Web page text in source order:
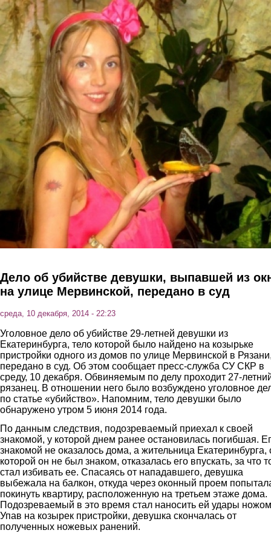
Перейти к основному содержанию
Дело об убийстве девушки, выпавшей из
на улице Мервинской, передано в суд
среда, 10 декабря, 2014 - 22:23
Уголовное дело об убийстве 29-летней девушки из
Екатеринбурга, тело которой было найдено на козырьке
пристройки одного из домов по улице Мервинской в
передано в суд. Об этом сообщает пресс-служба СУ СКР в
среду, 10 декабря. Обвиняемым по делу проходит 27-
рязанец. В отношении него было возбуждено уголовное
по статье «убийство». Напомним, тело девушки было
обнаружено утром 5 июня 2014 года.
По данным следствия, подозреваемый приехал к своей
знакомой, у которой днем ранее остановилась погибшая.
знакомой не оказалось дома, а жительница Екатеринбурга,
которой он не был знаком, отказалась его впускать, за что
стал избивать ее. Спасаясь от нападавшего, девушка
выбежала на балкон, откуда через оконный проем
покинуть квартиру, расположенную на третьем этаже дома.
Подозреваемый в это время стал наносить ей удары
Упав на козырек пристройки, девушка скончалась от
полученных ножевых ранений.